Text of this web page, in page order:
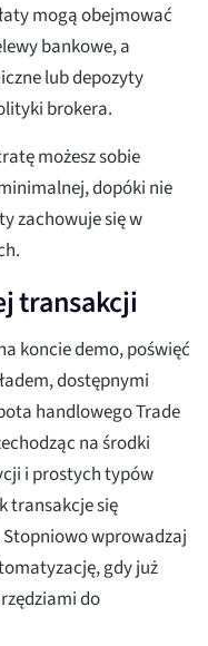
mogą obejmować
bankowe, a
lub depozyty
brokera.
możesz sobie
dopóki nie
zachowuje się w
transakcji
koncie demo, poświęć
dostępnymi
handlowego Trade
na środki
i prostych typów
transakcje się
wprowadzaj
gdy już
do